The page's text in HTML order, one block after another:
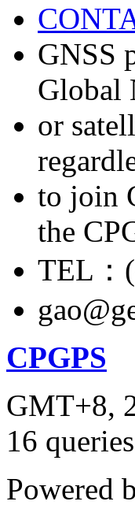
GNSS
Global
or
to join
the
TEL：
CPGPS
GMT+8,
16
Powered